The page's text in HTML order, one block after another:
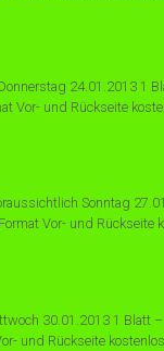
24.01.2013 1
Vor- und Rückseite
Sonntag
Vor- und Rückseite
30.01.2013 1 Blatt
und Rückseite kostenlos